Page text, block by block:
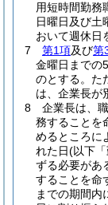
用短時間勤務
日曜日及び土
おいて週休日
7
第1項及び第
金曜日までの
のとする。 た
は、企業長が
8
企業長は、
務することを
めるところに
れた日(以下
ずる必要があ
することを命
までの期間内